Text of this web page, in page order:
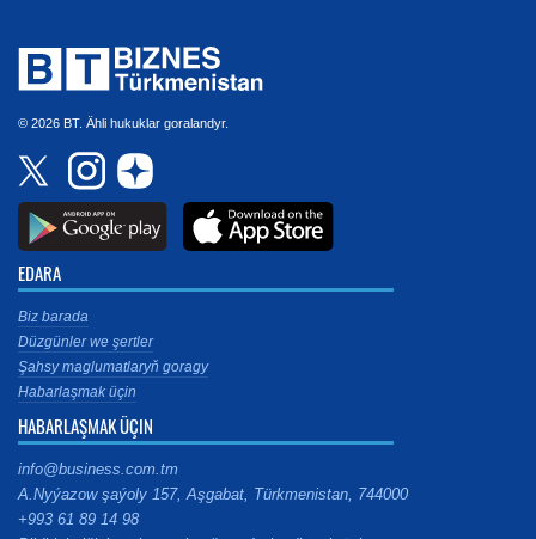
© 2026 BT. Ähli hukuklar goralandyr.
EDARA
Biz barada
Düzgünler we şertler
Şahsy maglumatlaryň goragy
Habarlaşmak üçin
HABARLAŞMAK ÜÇIN
info@business.com.tm
A.Nyýazow şaýoly 157, Aşgabat, Türkmenistan, 744000
+993 61 89 14 98